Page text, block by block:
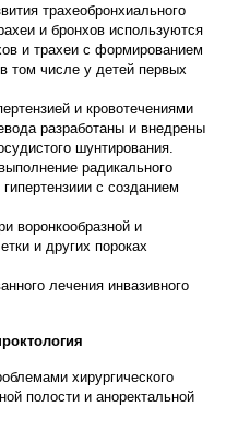
трахеобронхиального
и бронхов используются
и трахеи с формированием
том числе у детей первых
и кровотечениями
разработаны и внедрены
шунтирования.
радикального
с созданием
воронкообразной и
и других пороках
лечения инвазивного
хирургического
полости и аноректальной